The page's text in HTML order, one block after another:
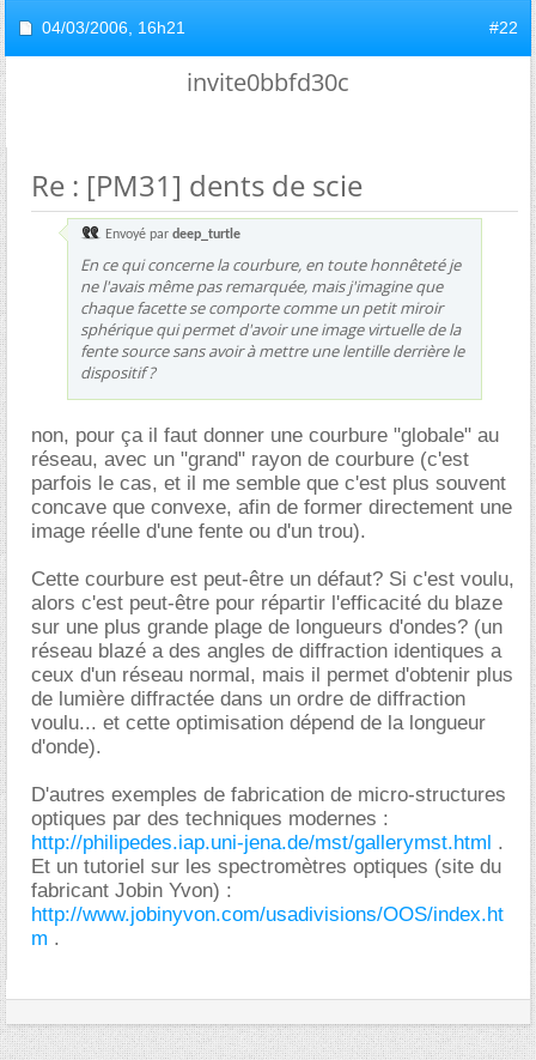
04/03/2006, 16h21 #22
invite0bbfd30c
Re : [PM31] dents de scie
Envoyé par deep_turtle
En ce qui concerne la courbure, en toute honnêteté je
ne l'avais même pas remarquée, mais j'imagine que
chaque facette se comporte comme un petit miroir
sphérique qui permet d'avoir une image virtuelle de la
fente source sans avoir à mettre une lentille derrière le
dispositif ?
non, pour ça il faut donner une courbure "globale" au
réseau, avec un "grand" rayon de courbure (c'est
parfois le cas, et il me semble que c'est plus souvent
concave que convexe, afin de former directement une
image réelle d'une fente ou d'un trou).
Cette courbure est peut-être un défaut? Si c'est voulu,
alors c'est peut-être pour répartir l'efficacité du blaze
sur une plus grande plage de longueurs d'ondes? (un
réseau blazé a des angles de diffraction identiques a
ceux d'un réseau normal, mais il permet d'obtenir plus
de lumière diffractée dans un ordre de diffraction
voulu... et cette optimisation dépend de la longueur
d'onde).
D'autres exemples de fabrication de micro-structures
optiques par des techniques modernes :
http://philipedes.iap.uni-jena.de/mst/gallerymst.html .
Et un tutoriel sur les spectromètres optiques (site du
fabricant Jobin Yvon) :
http://www.jobinyvon.com/usadivisions/OOS/index.ht
m .